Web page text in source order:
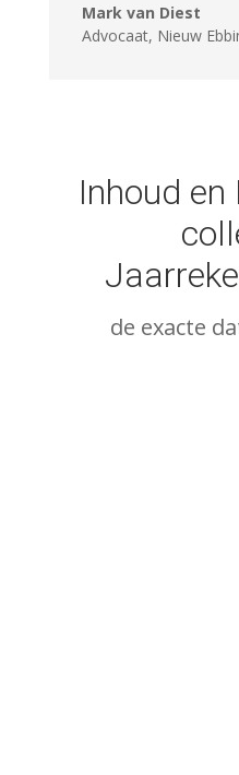
Slaag
Acht online
veel extra
Mark van Diest
Advocaat, Nieuw
Inhoud
de exacte